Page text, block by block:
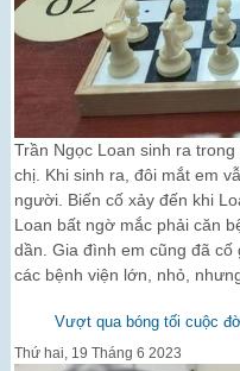
Trần Ngọc Loan sinh ra
chị. Khi sinh ra, đôi mắt em
người. Biến cố xảy đến khi
Loan bất ngờ mắc phải căn
dần. Gia đình em cũng đã
các bệnh viện lớn, nhỏ,
Vượt qua bóng tối cuộc
Thứ hai, 19 Tháng 6 2023